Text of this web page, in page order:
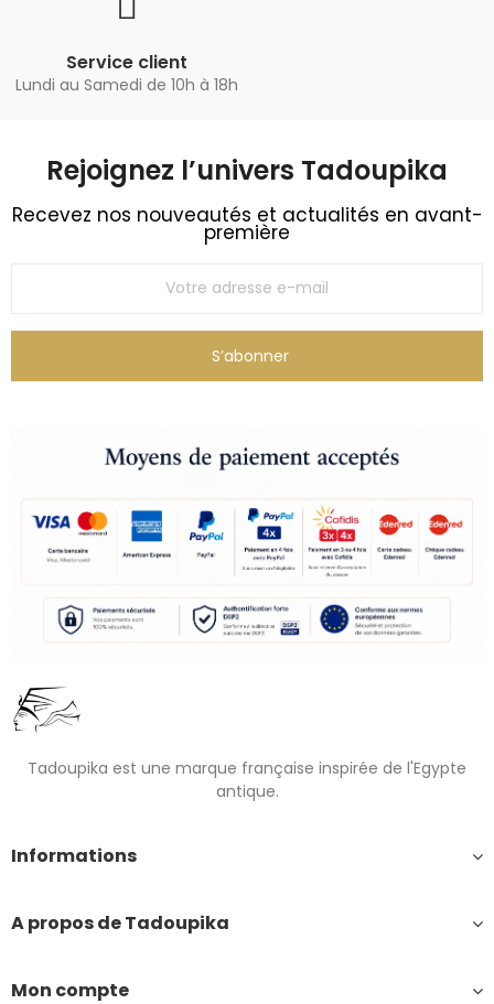
Service client
Lundi au Samedi de 10h à 18h
Rejoignez l’univers Tadoupika​
Recevez nos nouveautés et actualités en avant-
première
S’abonner
Tadoupika est une marque française inspirée de l'Egypte
antique.
Informations
A propos de Tadoupika
Mon compte